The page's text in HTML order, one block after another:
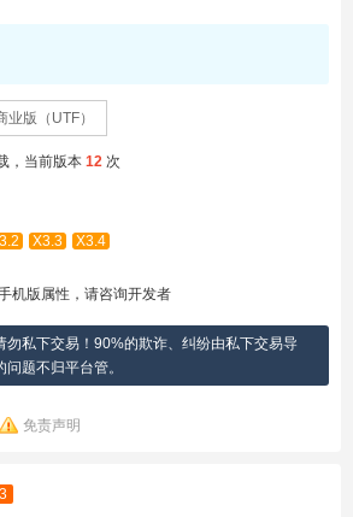
业版（UTF）
，当前版本 12 次
X3.3
X3.4
机版属性，请咨询开发者
勿私下交易！90%的欺诈、纠纷由私下交易导
题不归平台管。
免责声明
3